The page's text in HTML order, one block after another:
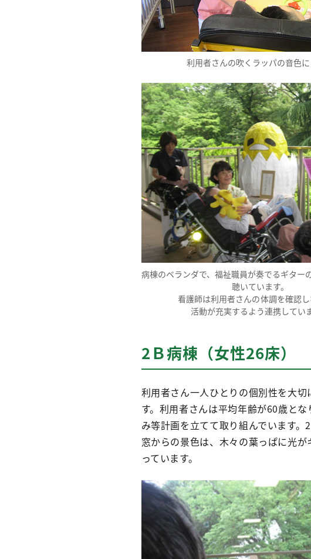
利用者さんの吹くラッパの音色
病棟のベランダで、福祉職員が奏でるギター
聴いています。
看護師は利用者さんの体調を確認し
活動が充実するよう連携していま
2Ｂ病棟（女性26床）
利用者さん一人ひとりの個別性を大
す。利用者さんは平均年齢が60歳と
み等計画を立てて取り組んでいます
窓からの景色は、木々の葉っぱに光
っています。